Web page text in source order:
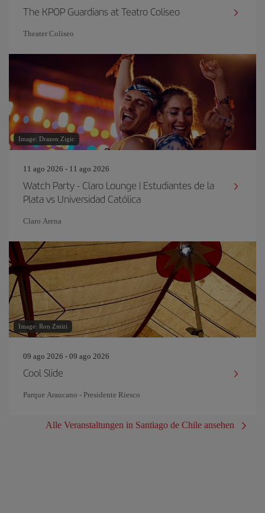
The KPOP Guardians at Teatro Coliseo
Theater Coliseo
Image: Drazen Zigic
11 ago 2026 - 11 ago 2026
Watch Party - Claro Lounge | Estudiantes de la
Plata vs Universidad Católica
Claro Arena
Image: Ron Zmiri
09 ago 2026 - 09 ago 2026
Cool Slide
Parque Araucano - Presidente Riesco
Alle Veranstaltungen in Santiago de Chile ansehen